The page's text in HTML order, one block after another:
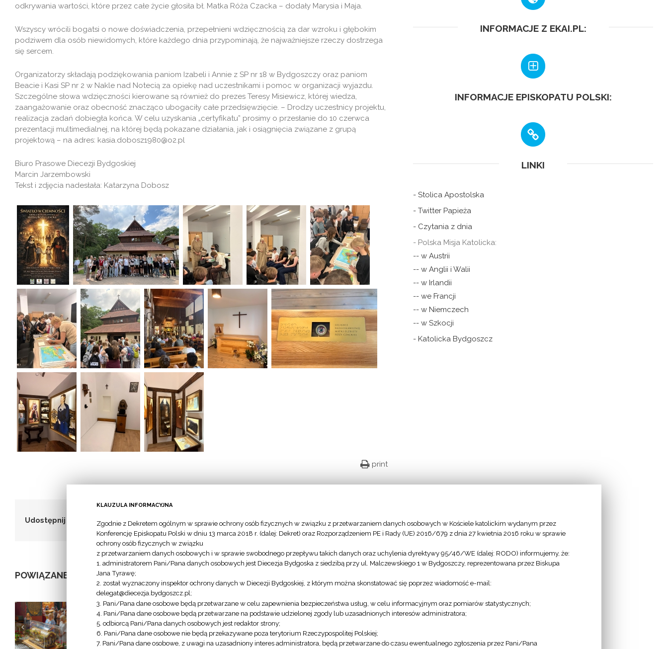
odkrywania wartości, które przez całe życie głosiła bł. Matka Róża Czacka – dodały Marysia i Maja.
Wszyscy wrócili bogatsi o nowe doświadczenia, przepełnieni wdzięcznością za dar wzroku i głębokim
podziwem dla osób niewidomych, które każdego dnia przypominają, że najważniejsze rzeczy dostrzega
się sercem.
Organizatorzy składają podziękowania paniom Izabeli i Annie z SP nr 18 w Bydgoszczy oraz paniom
Beacie i Kasi SP nr 2 w Nakle nad Notecią za opiekę nad uczestnikami i pomoc w organizacji wyjazdu.
Szczególne słowa wdzięczności kierowane są również do prezes Teresy Misiewicz, której wiedza,
zaangażowanie oraz obecność znacząco ubogaciły całe przedsięwzięcie. – Drodzy uczestnicy projektu,
realizacja zadań dobiegła końca. W celu uzyskania „certyfikatu” prosimy o przesłanie do 10 czerwca
prezentacji multimedialnej, na której będą pokazane działania, jak i osiągnięcia związane z grupą
projektową – na adres: kasia.dobosz1980@o2.pl
Biuro Prasowe Diecezji Bydgoskiej
Marcin Jarzembowski
Tekst i zdjęcia nadesłała: Katarzyna Dobosz
print
Udostępnij to!
POWIĄZANE POSTY
Afryka nie
wypuszcza z
„Dłonie, które
widzą” –
Bp Włodarczyk
na Jasnej
„Bądźcie
uczniami,
INFORMACJE Z EKAI.PL:
INFORMACJE EPISKOPATU POLSKI:
LINKI
- Stolica Apostolska
- Twitter Papieża
- Czytania z dnia
- Polska Misja Katolicka:
-- w Austrii
-- w Anglii i Walii
-- w Irlandii
-- we Francji
-- w Niemczech
-- w Szkocji
- Katolicka Bydgoszcz
KLAUZULA INFORMACYJNA
Zgodnie z Dekretem ogólnym w sprawie ochrony osób fizycznych w związku z przetwarzaniem danych osobowych w Kościele katolickim wydanym przez
Konferencję Episkopatu Polski w dniu 13 marca 2018 r. (dalej: Dekret) oraz Rozporządzeniem PE i Rady (UE) 2016/679 z dnia 27 kwietnia 2016 roku w sprawie
ochrony osób fizycznych w związku
z przetwarzaniem danych osobowych i w sprawie swobodnego przepływu takich danych oraz uchylenia dyrektywy 95/46/WE (dalej: RODO) informujemy, że:
1. administratorem Pani/Pana danych osobowych jest Diecezja Bydgoska z siedzibą przy ul. Malczewskiego 1 w Bydgoszczy, reprezentowana przez Biskupa
Jana Tyrawę;
2. został wyznaczony inspektor ochrony danych w Diecezji Bydgoskiej, z którym można skonstatować się poprzez wiadomość e-mail:
delegat@diecezja.bydgoszcz.pl;
3. Pani/Pana dane osobowe będą przetwarzane w celu zapewnienia bezpieczeństwa usług, w celu informacyjnym oraz pomiarów statystycznych;
4. Pani/Pana dane osobowe będą przetwarzane na podstawie udzielonej zgody lub uzasadnionych interesów administratora;
5. odbiorcą Pani/Pana danych osobowych jest redaktor strony;
6. Pani/Pana dane osobowe nie będą przekazywane poza terytorium Rzeczypospolitej Polskiej;
7. Pani/Pana dane osobowe, z uwagi na uzasadniony interes administratora, będą przetwarzane do czasu ewentualnego zgłoszenia przez Pani/Pana